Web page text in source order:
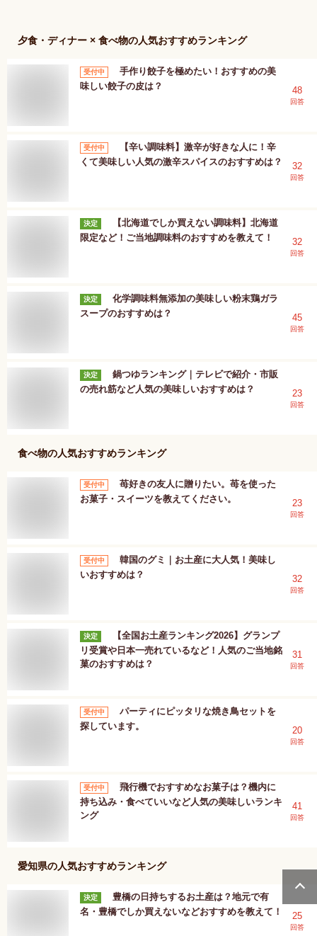
夕食・ディナー × 食べ物の人気おすすめランキング
受付中
手作り餃子を極めたい！おすすめの美
味しい餃子の皮は？
48
回答
受付中
【辛い調味料】激辛が好きな人に！辛
くて美味しい人気の激辛スパイスのおすすめは？
32
回答
決定
【北海道でしか買えない調味料】北海道
限定など！ご当地調味料のおすすめを教えて！
32
回答
決定
化学調味料無添加の美味しい粉末鶏ガラ
スープのおすすめは？
45
回答
決定
鍋つゆランキング｜テレビで紹介・市販
の売れ筋など人気の美味しいおすすめは？
23
回答
食べ物の人気おすすめランキング
受付中
苺好きの友人に贈りたい。苺を使った
お菓子・スイーツを教えてください。
23
回答
受付中
韓国のグミ｜お土産に大人気！美味し
いおすすめは？
32
回答
決定
【全国お土産ランキング2026】グランプ
リ受賞や日本一売れているなど！人気のご当地銘
菓のおすすめは？
31
回答
受付中
パーティにピッタリな焼き鳥セットを
探しています。
20
回答
受付中
飛行機でおすすめなお菓子は？機内に
持ち込み・食べていいなど人気の美味しいランキ
ング
41
回答
愛知県の人気おすすめランキング
決定
豊橋の日持ちするお土産は？地元で有
名・豊橋でしか買えないなどおすすめを教えて！
25
回答